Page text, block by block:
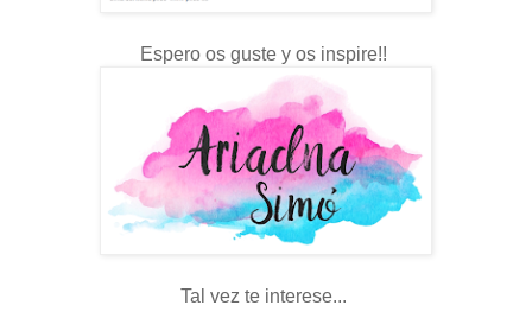
Espero os guste y os inspire!!
Tal vez te interese...